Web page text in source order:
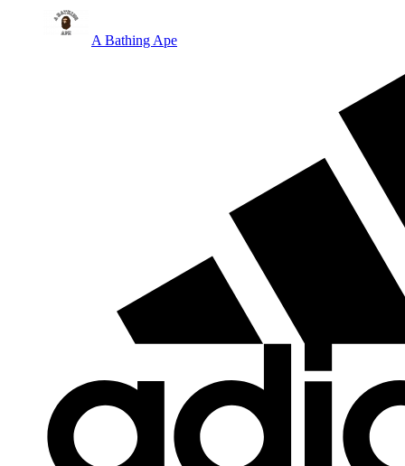
A Bathing Ape